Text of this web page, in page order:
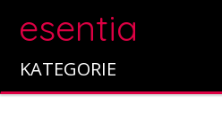
esentia
KATEGORIE